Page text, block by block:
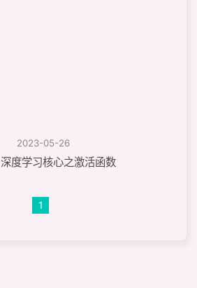
2023-05-26
深度学习核心之激活函数
1